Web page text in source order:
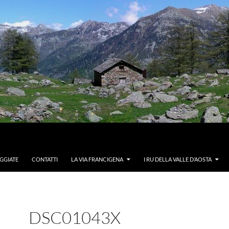
CONTATTI LA VIA FRANCIGENA I RU DELLA VALLE D’AOSTA
DSC01043X